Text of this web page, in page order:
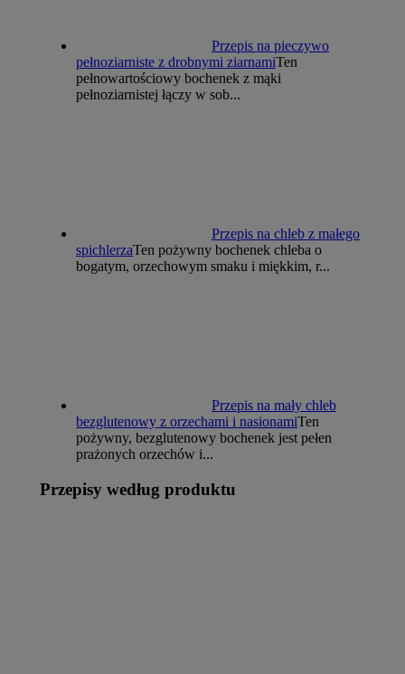
Przepis na pieczywo
pełnoziarniste z drobnymi ziarnamiTen
pełnowartościowy bochenek z mąki
pełnoziarnistej łączy w sob...
Przepis na chleb z małego
spichlerzaTen pożywny bochenek chleba o
bogatym, orzechowym smaku i miękkim, r...
Przepis na mały chleb
bezglutenowy z orzechami i nasionamiTen
pożywny, bezglutenowy bochenek jest pełen
prażonych orzechów i...
Przepisy według produktu